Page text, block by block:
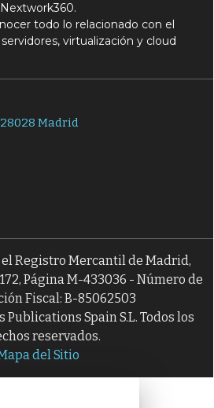
todo lo relacionado con el
virtualización y cloud
28028 Madrid
el Registro Mercantil de Madrid,
Página M-433036 - Número de
Fiscal: B-85062503
Publications Spain S.L. Todos los
reservados.
del Sitio